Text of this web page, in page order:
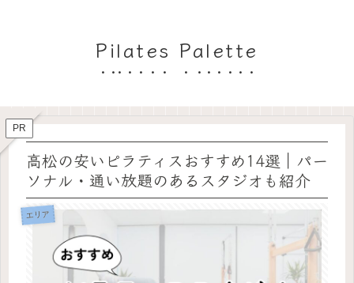
Pilates Palette
PR
高松の安いピラティスおすすめ14選｜パー
ソナル・通い放題のあるスタジオも紹介
エリア